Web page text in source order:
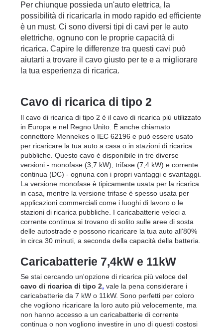
Per chiunque possieda un'auto elettrica, la
possibilità di ricaricarla in modo rapido ed efficiente
è un must. Ci sono diversi tipi di cavi per le auto
elettriche, ognuno con le proprie capacità di
ricarica. Capire le differenze tra questi cavi può
aiutarti a trovare il cavo giusto per te e a migliorare
la tua esperienza di ricarica.
Cavo di ricarica di tipo 2
Il cavo di ricarica di tipo 2 è il cavo di ricarica più utilizzato
in Europa e nel Regno Unito. È anche chiamato
connettore Mennekes o IEC 62196 e può essere usato
per ricaricare la tua auto a casa o in stazioni di ricarica
pubbliche. Questo cavo è disponibile in tre diverse
versioni - monofase (3,7 kW), trifase (7,4 kW) e corrente
continua (DC) - ognuna con i propri vantaggi e svantaggi.
La versione monofase è tipicamente usata per la ricarica
in casa, mentre la versione trifase è spesso usata per
applicazioni commerciali come i luoghi di lavoro o le
stazioni di ricarica pubbliche. I caricabatterie veloci a
corrente continua si trovano di solito sulle aree di sosta
delle autostrade e possono ricaricare la tua auto all'80%
in circa 30 minuti, a seconda della capacità della batteria.
Caricabatterie 7,4kW e 11kW
Se stai cercando un'opzione di ricarica più veloce del
cavo di ricarica di tipo 2, vale la pena considerare i
caricabatterie da 7 kW o 11kW. Sono perfetti per coloro
che vogliono ricaricare la loro auto più velocemente, ma
non hanno accesso a un caricabatterie di corrente
continua o non vogliono investire in uno di questi costosi